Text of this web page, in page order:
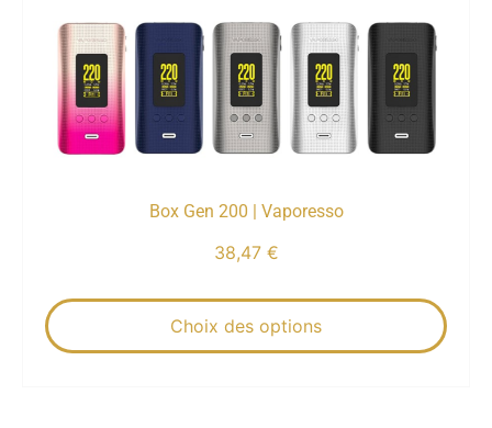
Box Gen 200 | Vaporesso
38,47 €
Choix des options